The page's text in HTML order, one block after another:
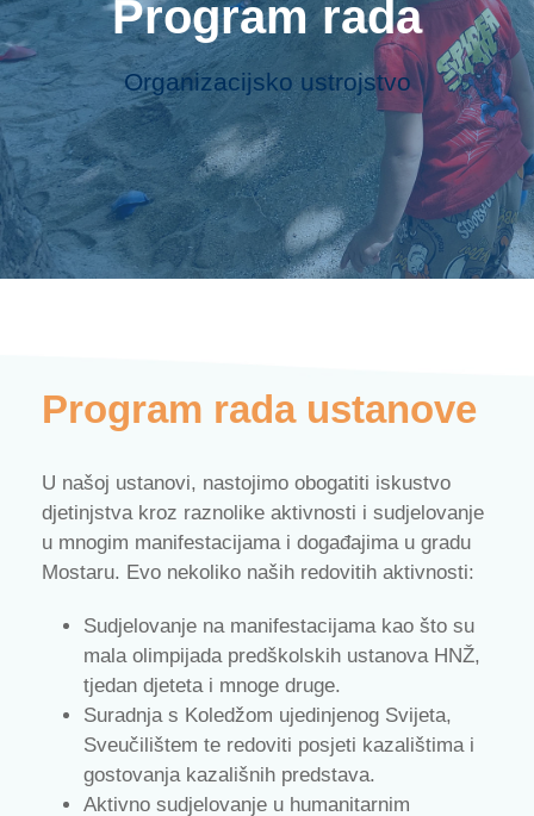
Program rada
Organizacijsko ustrojstvo
Program rada ustanove
U našoj ustanovi, nastojimo obogatiti iskustvo
djetinjstva kroz raznolike aktivnosti i sudjelovanje
u mnogim manifestacijama i događajima u gradu
Mostaru. Evo nekoliko naših redovitih aktivnosti:
Sudjelovanje na manifestacijama kao što su
mala olimpijada predškolskih ustanova HNŽ,
tjedan djeteta i mnoge druge.
Suradnja s Koledžom ujedinjenog Svijeta,
Sveučilištem te redoviti posjeti kazalištima i
gostovanja kazališnih predstava.
Aktivno sudjelovanje u humanitarnim